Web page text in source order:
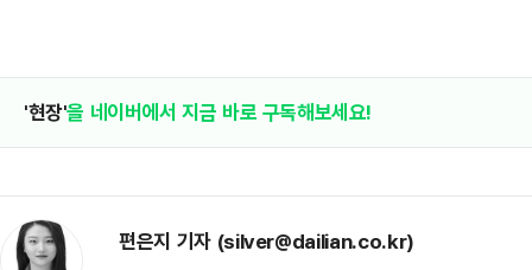
'현장'을 네이버에서 지금 바로 구독해보세요!
편은지 기자 (silver@dailian.co.kr)